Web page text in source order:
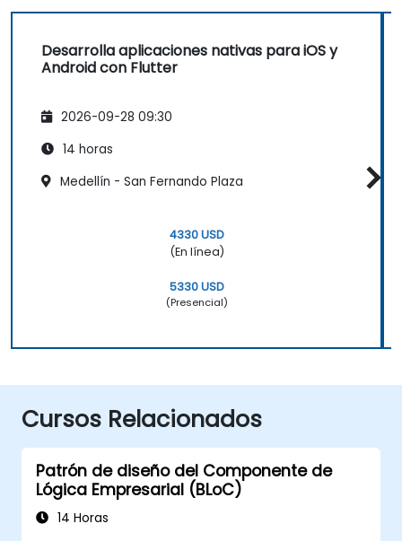
Desarrolla aplicaciones nativas para iOS y
Android con Flutter
2026-09-28 09:30
14 horas
Medellín - San Fernando Plaza
4330 USD
(En línea)
5330 USD
(Presencial)
Cursos Relacionados
Patrón de diseño del Componente de
Lógica Empresarial (BLoC)
14 Horas